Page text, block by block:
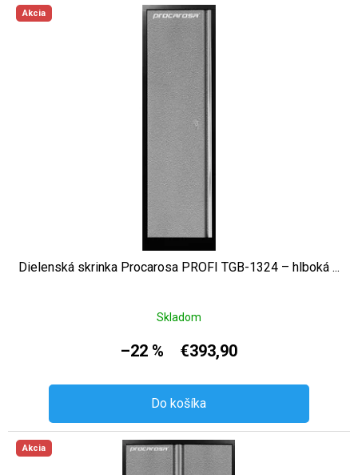
Akcia
Dielenská skrinka Procarosa PROFI TGB-1324 – hlboká ...
Skladom
–22 % €393,90
Do košíka
Akcia